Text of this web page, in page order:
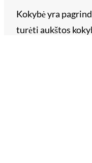
Kokybė yra
turėti aukštos